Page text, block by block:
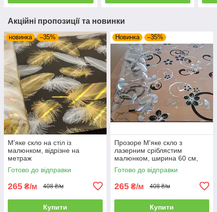
Акційні пропозиції та новинки
новинка –35%
М'яке скло на стіл із
малюнком, відрізне на
метраж
Готово до відправки
265 ₴/м 408 ₴/м
Купити
Новинка –35%
Прозоре М'яке скло з
лазерним сріблястим
малюнком, ширина 60 см,
відрізне на метраж
Готово до відправки
265 ₴/м 408 ₴/м
Купити